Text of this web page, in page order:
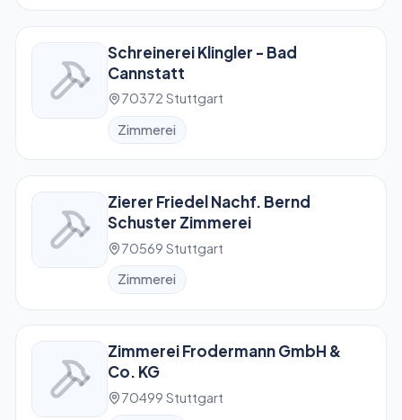
Schreinerei Klingler - Bad
Cannstatt
70372 Stuttgart
Zimmerei
Zierer Friedel Nachf. Bernd
Schuster Zimmerei
70569 Stuttgart
Zimmerei
Zimmerei Frodermann GmbH &
Co. KG
70499 Stuttgart